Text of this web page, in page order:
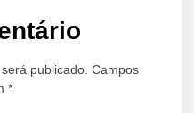
publicado. Campos
*